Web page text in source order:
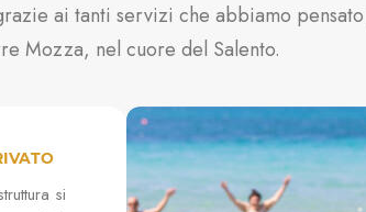
ai tanti servizi che abbiamo
Mozza, nel cuore del Salento.
si